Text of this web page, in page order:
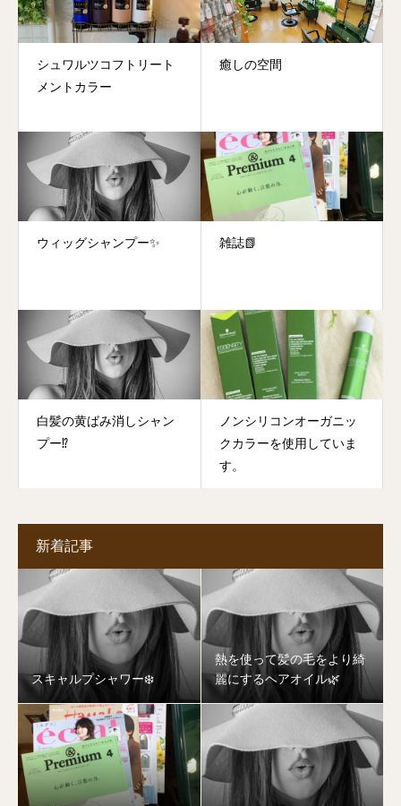
シュワルツコフトリート
メントカラー
癒しの空間
ウィッグシャンプー✨ 雑誌📗
白髪の黄ばみ消しシャン
プー⁉️
ノンシリコンオーガニッ
クカラーを使用していま
す。
新着記事
スキャルプシャワー❄️
熱を使って髪の毛をより綺
麗にするヘアオイル🌿